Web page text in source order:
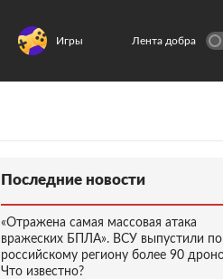
Игры Лента добра
Последние новости
«Отражена самая массовая атака
вражеских БПЛА». ВСУ выпустили по
российскому региону более 90
Что известно?